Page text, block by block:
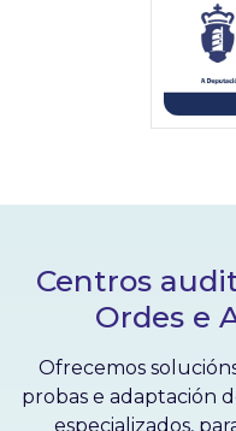
Centros
Ordes e
Ofrecemos
probas e adaptación
especializados,